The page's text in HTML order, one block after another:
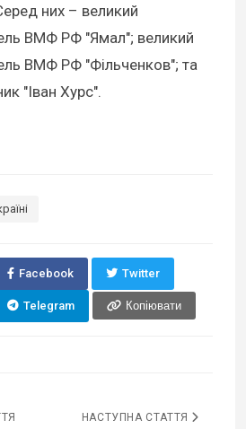
них – великий
ВМФ РФ "Ямал"; великий
ВМФ РФ "Фільченков"; та
"Іван Хурс".
Facebook Twitter
Telegram Копіювати
НАСТУПНА СТАТТЯ